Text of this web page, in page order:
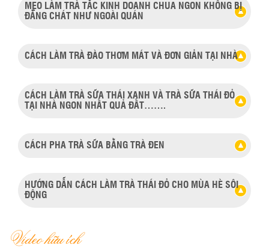
MẸO LÀM TRÀ TẮC KINH DOANH CHUA NGON KHÔNG BỊ
ĐẮNG CHÁT NHƯ NGOÀI QUÁN
CÁCH LÀM TRÀ ĐÀO THƠM MÁT VÀ ĐƠN GIẢN TẠI NHÀ
CÁCH LÀM TRÀ SỮA THÁI XANH VÀ TRÀ SỮA THÁI ĐỎ
TẠI NHÀ NGON NHẤT QUẢ ĐẤT…….
CÁCH PHA TRÀ SỮA BẰNG TRÀ ĐEN
HƯỚNG DẪN CÁCH LÀM TRÀ THÁI ĐỎ CHO MÙA HÈ SÔI
ĐỘNG
Video hữu ích